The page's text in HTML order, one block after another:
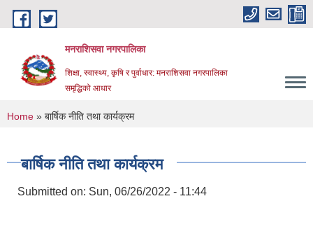
Skip to main content
मनराशिसवा नगरपालिका
शिक्षा, स्वास्थ्य, कृषि र पुर्वाधार: मनराशिसवा नगरपालिका
समृद्धिको आधार
You are here
Home » बार्षिक नीति तथा कार्यक्रम
बार्षिक नीति तथा कार्यक्रम
Submitted on: Sun, 06/26/2022 - 11:44